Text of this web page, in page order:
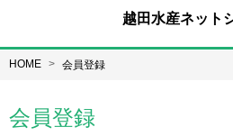
越田水産ネット
HOME 会員登録
会員登録